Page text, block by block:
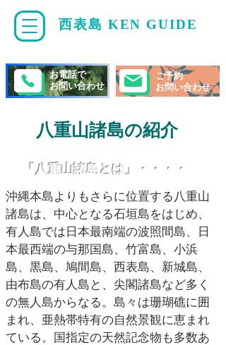
西表島 KEN GUIDE
ご予約
お問い合わせ
お電話で
お問い合わせ
八重山諸島の紹介
​「八重山諸島とは」・・・・
沖縄本島よりもさらに位置する八重山
諸島は、中心となる石垣島をはじめ、
有人島では日本最南端の波照間島、日
本最西端の与那国島、竹富島、小浜
島、黒島、鳩間島、西表島、新城島、
由布島の有人島と、尖閣諸島など多く
の無人島からなる。島々は珊瑚礁に囲
まれ、亜熱帯特有の自然景観に恵まれ
ている。国指定の天然記念物も多数あ